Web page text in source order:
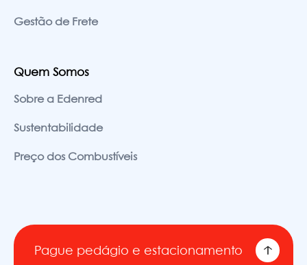
Gestão de Frete
Quem Somos
Sobre a Edenred
Sustentabilidade
Preço dos Combustíveis
Pague pedágio e estacionamento